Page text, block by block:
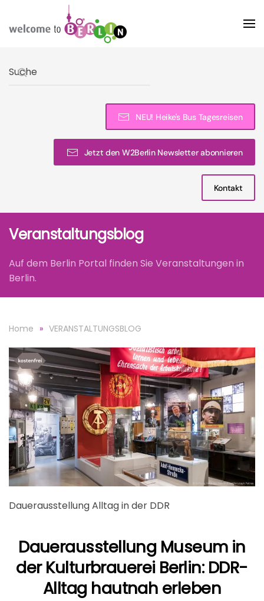
Skip to main content
NEU! Heike's Bus Tagesreisen
Jetzt den W2Berlin Newsletter abonnieren
Kontakt
Veranstaltungsblog
Auf dem Berlin Portal finden Sie Veranstaltungen in
Berlin.
Home VERANSTALTUNGSBLOG
Dauerausstellung Alltag in der DDR
Dauerausstellung Museum in
der Kulturbrauerei Berlin: DDR-
Alltag hautnah erleben